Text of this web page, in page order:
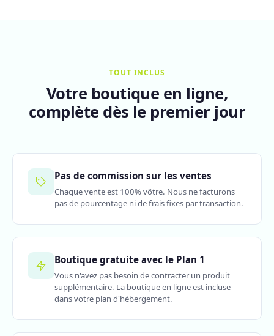
TOUT INCLUS
Votre boutique en ligne,
complète dès le premier jour
Pas de commission sur les ventes
Chaque vente est 100% vôtre. Nous ne facturons
pas de pourcentage ni de frais fixes par transaction.
Boutique gratuite avec le Plan 1
Vous n'avez pas besoin de contracter un produit
supplémentaire. La boutique en ligne est incluse
dans votre plan d'hébergement.